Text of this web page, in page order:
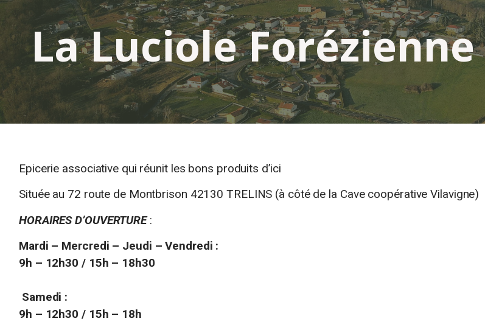
La Luciole Forézienne
Epicerie associative qui réunit les bons produits d’ici
Située au 72 route de Montbrison 42130 TRELINS (à côté de la Cave coopérative Vilavigne)
HORAIRES D’OUVERTURE:
Mardi – Mercredi – Jeudi – Vendredi :
9h – 12h30 / 15h – 18h30
Samedi :
9h – 12h30 / 15h – 18h